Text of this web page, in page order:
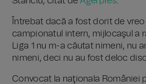
Întrebat dacă a fost dorit de
campionatul intern, mijlocaşul a
Liga 1 nu m-a căutat nimeni, nu
nimeni, deci nu au fost deloc
Convocat la naţionala României